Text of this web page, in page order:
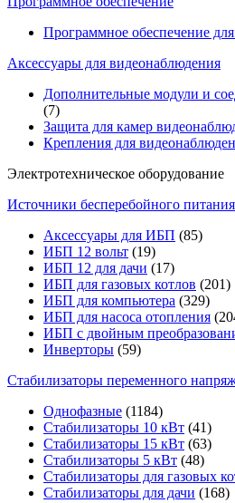
Программное обеспечение
Аксессуары для видеонаблюдения
Дополнительные модули и
(7)
Защита для камер
Крепления для
Электротехническое оборудование
Источники бесперебойного питания
Аксессуары для ИБП (85)
ИБП 12 вольт (19)
ИБП 12 для дачи (17)
ИБП для газовых котлов (201)
ИБП для компьютера (329)
ИБП для насоса отопления
ИБП с двойным
Инверторы (59)
Стабилизаторы переменного
Однофазные (1184)
Стабилизаторы 10 кВт (41)
Стабилизаторы 15 кВт (63)
Стабилизаторы 5 кВт (48)
Стабилизаторы для газовых
Стабилизаторы для дачи (168)